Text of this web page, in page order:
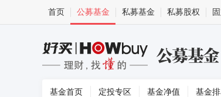
首页 公募基金 私募基金 私募股权
基金首页 定投专区 基金净值 基金排